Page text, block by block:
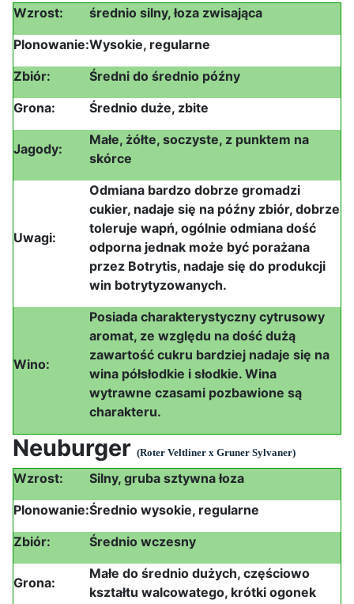
Wzrost:
średnio silny, łoza zwisająca
Plonowanie:Wysokie, regularne
Zbiór:
Średni do średnio późny
Grona:
Średnio duże, zbite
Jagody:
Małe, żółte, soczyste, z punktem na
skórce
Uwagi:
Odmiana bardzo dobrze gromadzi
cukier, nadaje się na późny zbiór, dobrze
toleruje wapń, ogólnie odmiana dość
odporna jednak może być porażana
przez Botrytis, nadaje się do produkcji
win botrytyzowanych.
Wino:
Posiada charakterystyczny cytrusowy
aromat, ze względu na dość dużą
zawartość cukru bardziej nadaje się na
wina półsłodkie i słodkie. Wina
wytrawne czasami pozbawione są
charakteru.
Neuburger (Roter Veltliner x Gruner Sylvaner)
Wzrost:
Silny, gruba sztywna łoza
Plonowanie:Średnio wysokie, regularne
Zbiór:
Średnio wczesny
Grona:
Małe do średnio dużych, częściowo
kształtu walcowatego, krótki ogonek